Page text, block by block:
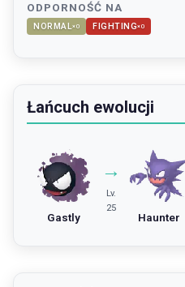
ODPORNOŚĆ NA
NORMAL×0 FIGHTING×0
Łańcuch ewolucji
Gastly
→
Lv.
25
Haunter